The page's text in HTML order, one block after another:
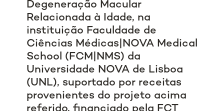
Degeneração Macular
Relacionada à Idade, na
instituição Faculdade de
Ciências Médicas|NOVA Medical
School (FCM|NMS) da
Universidade NOVA de Lisboa
(UNL), suportado por receitas
provenientes do projeto acima